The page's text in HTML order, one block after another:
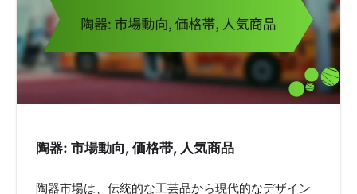
a
t
陶器: 市場動向, 価格帯, 人気商品
陶器市場は、伝統的な工芸品から現代的なデザイン